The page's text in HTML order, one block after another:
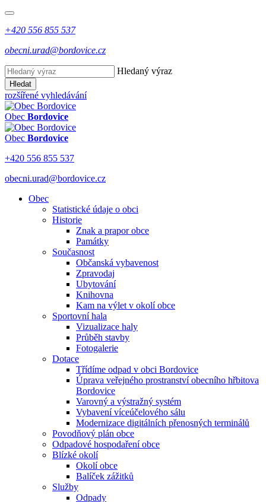
+420 556 855 537
obecni.urad@bordovice.cz
Hledaný výraz
Hledat
rozšířené vyhledávání
Obec Bordovice
Obec Bordovice
+420 556 855 537
obecni.urad@bordovice.cz
Obec
Statistické údaje o obci
Historie
Znak a prapor obce
Památky
Současnost
Občanská vybavenost
Zpravodaj
Ubytování
Knihovna
Kam na výlet v okolí obce
Sportovní hala
Vizualizace haly
Průběh stavby
Fotogalerie
Dotace
Třídíme odpad v obci Bordovice
Úprava veřejného prostranství obecního hřbitova
Bordovice
Varovný a výstražný systém
Vybavení víceúčelového sálu
Modernizace digitálních přenosných terminálů
Povodňový plán obce
Odpadové hospodaření obce
Blízké okolí
Okolí obce
Balíček zážitků
Služby
Odpady